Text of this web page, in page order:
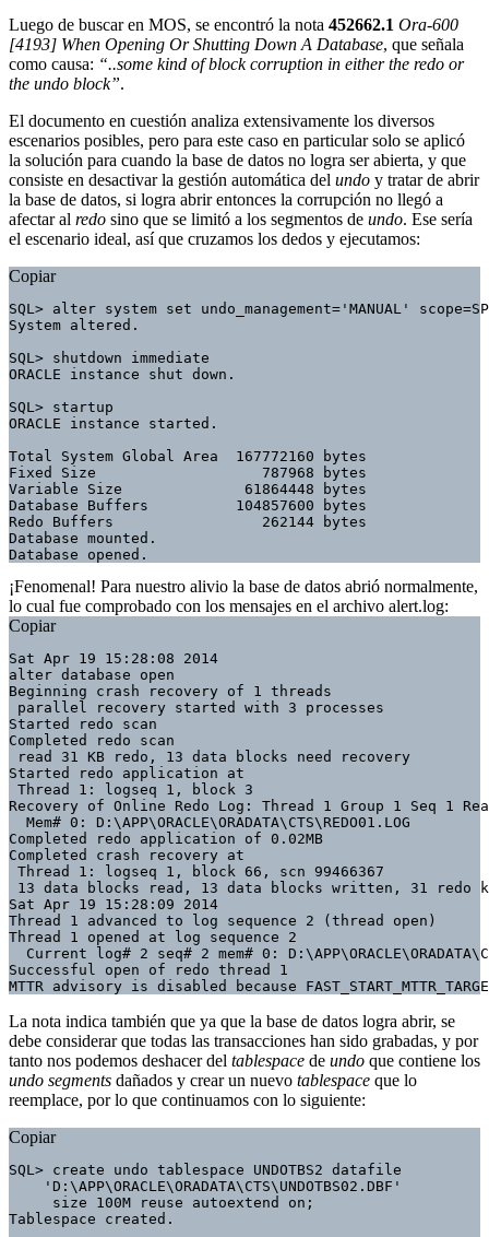
Luego de buscar en MOS, se encontró la nota 452662.1 Ora-600
[4193] When Opening Or Shutting Down A Database, que señala
como causa: “..some kind of block corruption in either the redo or
the undo block”.
El documento en cuestión analiza extensivamente los diversos
escenarios posibles, pero para este caso en particular solo se aplicó
la solución para cuando la base de datos no logra ser abierta, y que
consiste en desactivar la gestión automática del undo y tratar de abrir
la base de datos, si logra abrir entonces la corrupción no llegó a
afectar al redo sino que se limitó a los segmentos de undo. Ese sería
el escenario ideal, así que cruzamos los dedos y ejecutamos:
Copiar
SQL> alter system set undo_management='MANUAL'
System altered.
SQL> shutdown immediate
ORACLE instance shut down.
SQL> startup
ORACLE instance started.
Total System Global Area  167772160 bytes
Fixed Size                   787968 bytes
Variable Size              61864448 bytes
Database Buffers          104857600 bytes
Redo Buffers                 262144 bytes
Database mounted.
Database opened.
¡Fenomenal! Para nuestro alivio la base de datos abrió normalmente,
lo cual fue comprobado con los mensajes en el archivo alert.log:
Copiar
Sat Apr 19 15:28:08 2014
alter database open
Beginning crash recovery of 1 threads
parallel recovery started with 3 processes
Started redo scan
Completed redo scan
read 31 KB redo, 13 data blocks need recovery
Started redo application at
Thread 1: logseq 1, block 3
Recovery of Online Redo Log: Thread 1 Group 1 Seq 1
  Mem# 0: D:\APP\ORACLE\ORADATA\CTS\REDO01.LOG
Completed redo application of 0.02MB
Completed crash recovery at
Thread 1: logseq 1, block 66, scn 99466367
13 data blocks read, 13 data blocks written, 31 redo
Sat Apr 19 15:28:09 2014
Thread 1 advanced to log sequence 2 (thread open)
Thread 1 opened at log sequence 2
Current log# 2 seq# 2 mem# 0:
Successful open of redo thread 1
MTTR advisory is disabled because
La nota indica también que ya que la base de datos logra abrir, se
debe considerar que todas las transacciones han sido grabadas, y por
tanto nos podemos deshacer del tablespace de undo que contiene los
undo segments dañados y crear un nuevo tablespace que lo
reemplace, por lo que continuamos con lo siguiente:
Copiar
SQL> create undo tablespace UNDOTBS2 datafile
    'D:\APP\ORACLE\ORADATA\CTS\UNDOTBS02.DBF'
     size 100M reuse autoextend on;
Tablespace created.